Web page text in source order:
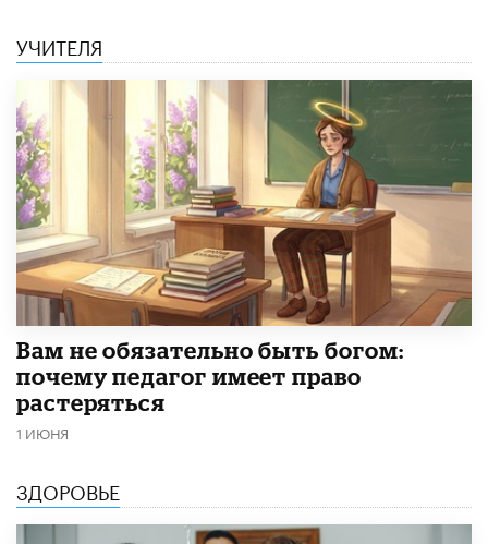
УЧИТЕЛЯ
​Вам не обязательно быть богом:
почему педагог имеет право
растеряться
1 ИЮНЯ
ЗДОРОВЬЕ